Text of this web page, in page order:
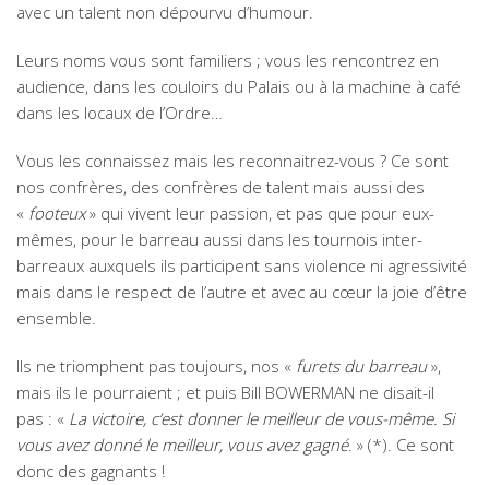
avec un talent non dépourvu d’humour.
Leurs noms vous sont familiers ; vous les rencontrez en
audience, dans les couloirs du Palais ou à la machine à café
dans les locaux de l’Ordre…
Vous les connaissez mais les reconnaitrez-vous ? Ce sont
nos confrères, des confrères de talent mais aussi des
« footeux» qui vivent leur passion, et pas que pour eux-
mêmes, pour le barreau aussi dans les tournois inter-
barreaux auxquels ils participent sans violence ni agressivité
mais dans le respect de l’autre et avec au cœur la joie d’être
ensemble.
Ils ne triomphent pas toujours, nos « furets du barreau»,
mais ils le pourraient ; et puis Bill BOWERMAN ne disait-il
pas : « La victoire, c’est donner le meilleur de vous-même. Si
vous avez donné le meilleur, vous avez gagné. » (*). Ce sont
donc des gagnants !